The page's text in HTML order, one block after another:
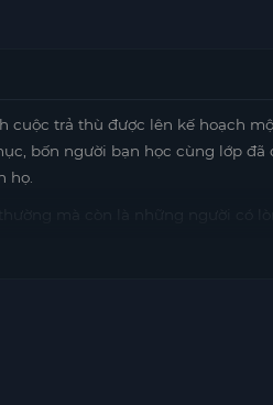
cuộc trả thù được lên kế hoạch
bốn người bạn học cùng lớp đã
họ.
chỉ càng làm cho vấn đề trở nên